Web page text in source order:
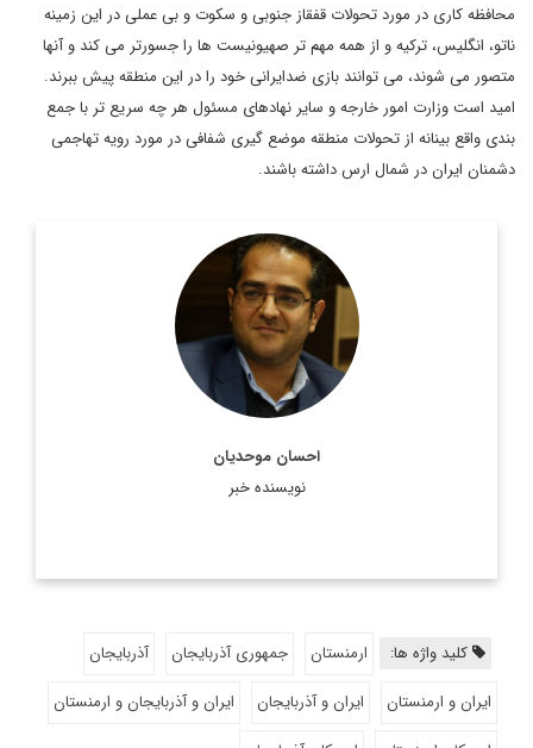
محافظه کاری در مورد تحولات قفقاز جنوبی و سکوت و بی عملی در این زمینه
ناتو، انگلیس، ترکیه و از همه مهم تر صهیونیست ها را جسورتر می کند و آنها
متصور می شوند، می توانند بازی ضدایرانی خود را در این منطقه پیش ببرند.
امید است وزارت امور خارجه و سایر نهادهای مسئول هر چه سریع تر با جمع
بندی واقع بینانه از تحولات منطقه موضع گیری شفافی در مورد رویه تهاجمی
دشمنان ایران در شمال ارس داشته باشند.
احسان موحدیان
نویسنده خبر
دکتر احسان موحدیان، مدرس دانشگاه و کارشناس روابط بین الملل
اطلاعات بیشتر
کلید واژه ها: ارمنستان جمهوری آذربایجان
آذربایجان
ایران و ارمنستان
ایران و آذربایجان
ایران و آذربایجان و ارمنستان